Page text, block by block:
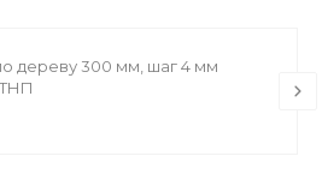
дереву 300 мм, шаг 4 мм